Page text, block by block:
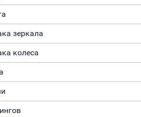
зеркала
колеса